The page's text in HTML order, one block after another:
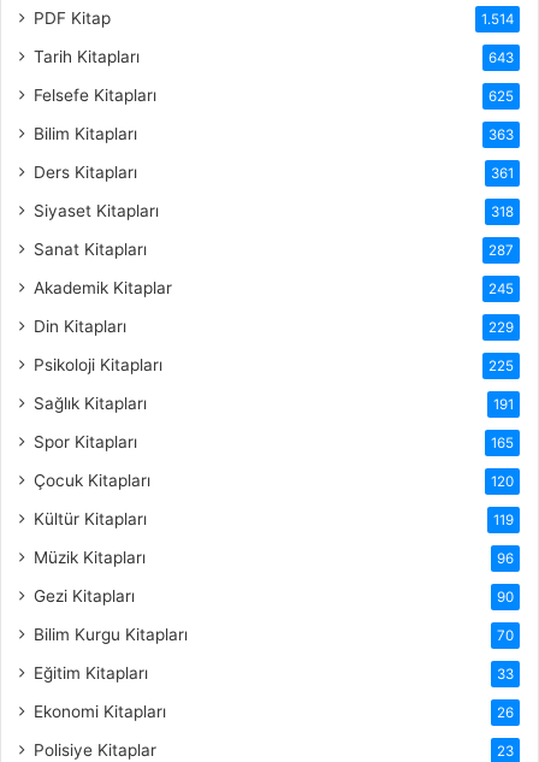
PDF Kitap 1.514
Tarih Kitapları 643
Felsefe Kitapları 625
Bilim Kitapları 363
Ders Kitapları 361
Siyaset Kitapları 318
Sanat Kitapları 287
Akademik Kitaplar 245
Din Kitapları 229
Psikoloji Kitapları 225
Sağlık Kitapları 191
Spor Kitapları 165
Çocuk Kitapları 120
Kültür Kitapları 119
Müzik Kitapları 96
Gezi Kitapları 90
Bilim Kurgu Kitapları 70
Eğitim Kitapları 33
Ekonomi Kitapları 26
Polisiye Kitaplar 23